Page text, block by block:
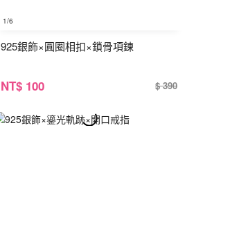
1/6
925銀飾×圓圈相扣×鎖骨項鍊
NT$ 100 $ 390